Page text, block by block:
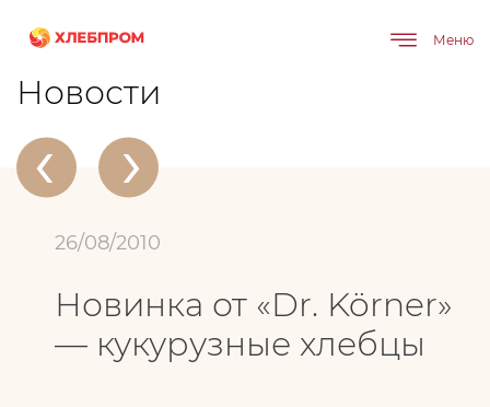
Меню
Главная О компании Новинка от «Dr. Körner» — кукурузные хлебцы
Новости
‹ ›
26/08/2010
Новинка от «Dr. Körner»
— кукурузные хлебцы